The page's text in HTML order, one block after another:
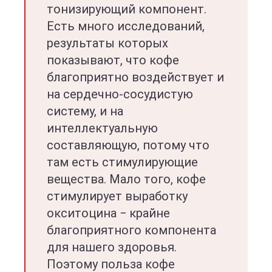
тонизирующий компонент.
Есть много исследований,
результаты которых
показывают, что кофе
благоприятно воздействует и
на сердечно-сосудистую
систему, и на
интеллектуальную
составляющую, потому что
там есть стимулирующие
вещества. Мало того, кофе
стимулирует выработку
окситоцина − крайне
благоприятного компонента
для нашего здоровья.
Поэтому польза кофе